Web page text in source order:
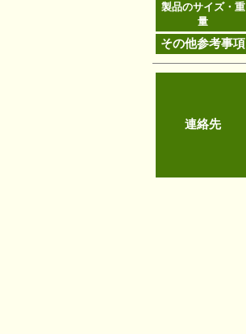
製品のサイズ・重
量
その他参考事項
連絡先